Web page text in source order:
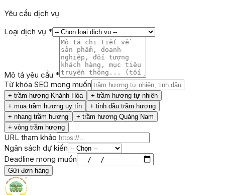
Yêu cầu dịch vụ
Loại dịch vụ *
Mô tả yêu cầu *
Từ khóa SEO mong muốn
+ trầm hương Khánh Hòa + trầm hương tự nhiên
+ mua trầm hương uy tín + tinh dầu trầm hương
+ nhang trầm hương + trầm hương Quảng Nam
+ vòng trầm hương
URL tham khảo
Ngân sách dự kiến
Deadline mong muốn
Gửi đơn hàng